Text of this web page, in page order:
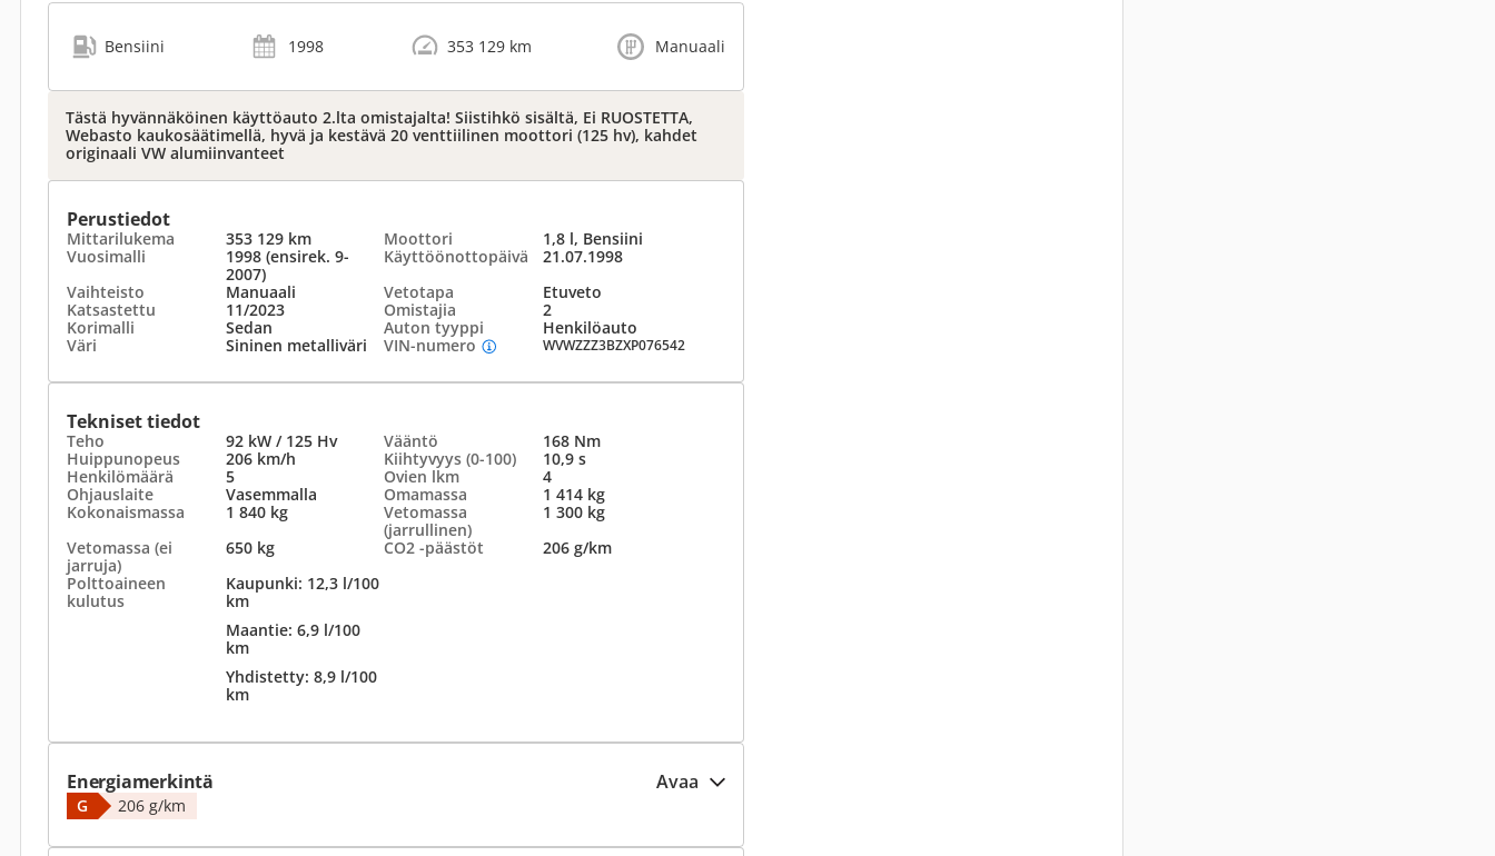
Bensiini 1998 353 129 km Manuaali
Tästä hyvännäköinen käyttöauto 2.lta omistajalta! Siistihkö sisältä, Ei RUOSTETTA,
Webasto kaukosäätimellä, hyvä ja kestävä 20 venttiilinen moottori (125 hv), kahdet
originaali VW alumiinvanteet
Perustiedot
Mittarilukema 353 129 km Moottori
1,8 l, Bensiini
Vuosimalli
1998 (ensirek. 9-
2007)
Käyttöönottopäivä
21.07.1998
Vaihteisto
Manuaali Vetotapa
Etuveto
Katsastettu
11/2023 Omistajia
2
Korimalli
Sedan Auton tyyppi
Henkilöauto
Väri
Sininen metalliväri VIN-numero WVWZZZ3BZXP076542
Tekniset tiedot
Teho 92 kW / 125 Hv Vääntö
168 Nm
Huippunopeus
206 km/h Kiihtyvyys (0-100)
10,9 s
Henkilömäärä
5 Ovien lkm
4
Ohjauslaite
Vasemmalla Omamassa
1 414 kg
Kokonaismassa
1 840 kg
Vetomassa
(jarrullinen)
1 300 kg
Vetomassa (ei
jarruja)
650 kg CO2 -päästöt
206 g/km
Polttoaineen
kulutus
Kaupunki: 12,3 l/100
km
Maantie: 6,9 l/100
km
Yhdistetty: 8,9 l/100
km
Energiamerkintä Avaa
G 206 g/km